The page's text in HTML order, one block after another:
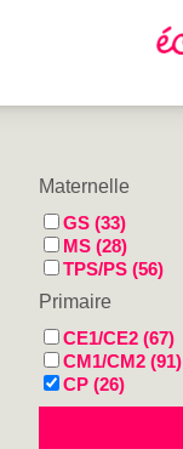
Maternelle
GS (33)
MS (28)
TPS/PS (56)
Primaire
CE1/CE2 (67)
CM1/CM2 (91)
CP (26)